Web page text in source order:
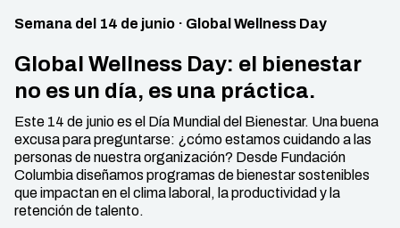
Semana del 14 de junio · Global Wellness Day
Global Wellness Day: el bienestar
no es un día, es una práctica.
Este 14 de junio es el Día Mundial del Bienestar. Una buena
excusa para preguntarse: ¿cómo estamos cuidando a las
personas de nuestra organización? Desde Fundación
Columbia diseñamos programas de bienestar sostenibles
que impactan en el clima laboral, la productividad y la
retención de talento.